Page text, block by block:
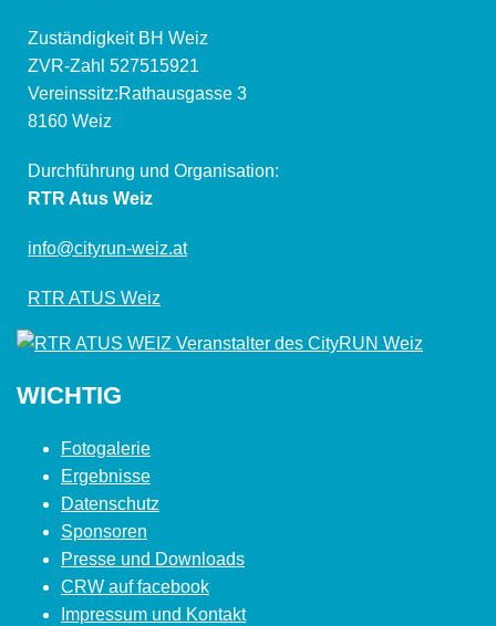
Zuständigkeit BH Weiz
ZVR-Zahl 527515921
Vereinssitz:Rathausgasse 3
8160 Weiz
Durchführung und Organisation:
RTR Atus Weiz
info@cityrun-weiz.at
RTR ATUS Weiz
WICHTIG
Fotogalerie
Ergebnisse
Datenschutz
Sponsoren
Presse und Downloads
CRW auf facebook
Impressum und Kontakt